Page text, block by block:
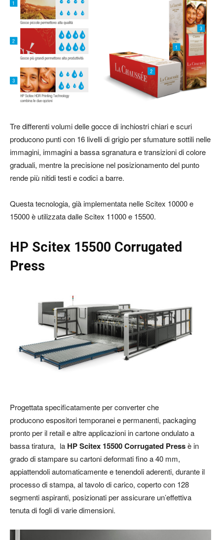
Tre differenti volumi delle gocce di inchiostri chiari e scuri
producono punti con 16 livelli di grigio per sfumature sottili nelle
immagini, immagini a bassa sgranatura e transizioni di colore
graduali, mentre la precisione nel posizionamento del punto
rende più nitidi testi e codici a barre.
Questa tecnologia, già implementata nelle Scitex 10000 e
15000 è utilizzata dalle Scitex 11000 e 15500.
HP Scitex 15500 Corrugated
Press
Progettata specificatamente per converter che
producono espositori temporanei e permanenti, packaging
pronto per il retail e altre applicazioni in cartone ondulato a
bassa tiratura, la HP Scitex 15500 Corrugated Pressèin
grado di stampare su cartoni deformati fino a 40 mm,
appiattendoli automaticamente e tenendoli aderenti, durante il
processo di stampa, al tavolo di carico, coperto con 128
segmenti aspiranti, posizionati per assicurare un’effettiva
tenuta di fogli di varie dimensioni.